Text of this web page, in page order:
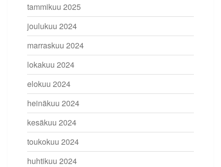
tammikuu 2025
joulukuu 2024
marraskuu 2024
lokakuu 2024
elokuu 2024
heinäkuu 2024
kesäkuu 2024
toukokuu 2024
huhtikuu 2024